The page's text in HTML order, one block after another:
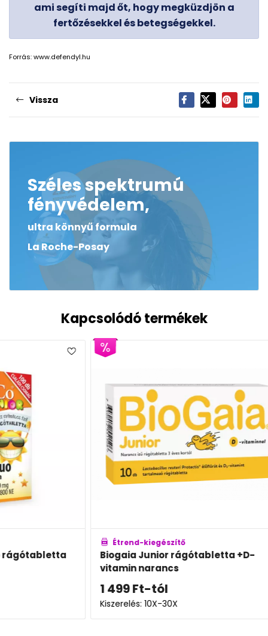
ami segíti majd őt, hogy megküzdjön a
fertőzésekkel és betegségekkel.
Forrás: www.defendyl.hu
Vissza
Széles spektrumú
fényvédelem,
ultra könnyű formula
La Roche-Posay
Kapcsolódó termékek
Étrend-kiegészítő
Biogaia Junior rágótabletta +D-
vitamin narancs
-tól
Kiszerelés: 10X-30X